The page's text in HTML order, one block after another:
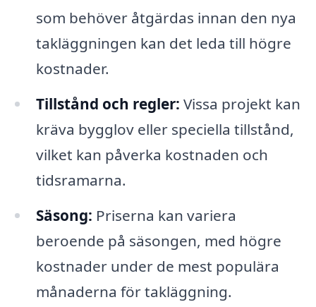
som behöver åtgärdas innan den nya
takläggningen kan det leda till högre
kostnader.
Tillstånd och regler: Vissa projekt kan
kräva bygglov eller speciella tillstånd,
vilket kan påverka kostnaden och
tidsramarna.
Säsong: Priserna kan variera
beroende på säsongen, med högre
kostnader under de mest populära
månaderna för takläggning.